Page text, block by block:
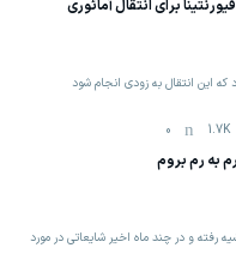
برای انتقال آمائوری
که این انتقال به زودی انجام شود
1.7K
0
به رم بروم
رفته و در چند ماه اخیر شایعاتی در مورد